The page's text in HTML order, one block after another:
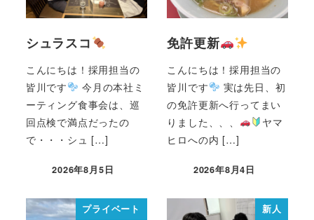
シュラスコ
こんにちは！採用担当の
皆川です
今月の本社ミ
ーティング食事会は、巡
回点検で満点だったの
で・・・シュ […]
2026年8月5日
免許更新
こんにちは！採用担当の
皆川です
実は先日、初
の免許更新へ行ってまい
りました、、、
ヤマ
ヒロへの内 […]
2026年8月4日
プライベート 新人